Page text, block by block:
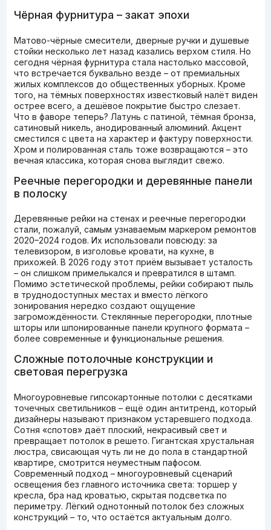
Чёрная фурнитура – закат эпохи
Матово-чёрные смесители, дверные ручки и душевые
стойки несколько лет назад казались верхом стиля. Но
сегодня чёрная фурнитура стала настолько массовой,
что встречается буквально везде – от премиальных
жилых комплексов до общественных уборных. Кроме
того, на тёмных поверхностях известковый налёт виден
острее всего, а дешёвое покрытие быстро слезает.
Что в фаворе теперь? Латунь с патиной, тёмная бронза,
сатиновый никель, анодированный алюминий. Акцент
сместился с цвета на характер и фактуру поверхности.
Хром и полированная сталь тоже возвращаются – это
вечная классика, которая снова выглядит свежо.
Реечные перегородки и деревянные панели
в полоску
Деревянные рейки на стенах и реечные перегородки
стали, пожалуй, самым узнаваемым маркером ремонтов
2020–2024 годов. Их использовали повсюду: за
телевизором, в изголовье кровати, на кухне, в
прихожей. В 2026 году этот приём вызывает усталость
– он слишком примелькался и превратился в штамп.
Помимо эстетической проблемы, рейки собирают пыль
в труднодоступных местах и вместо лёгкого
зонирования нередко создают ощущение
загромождённости. Стеклянные перегородки, плотные
шторы или шпонированные панели крупного формата –
более современные и функциональные решения.
Сложные потолочные конструкции и
световая перегрузка
Многоуровневые гипсокартонные потолки с десятками
точечных светильников – ещё один антитренд, который
дизайнеры называют признаком устаревшего подхода.
Сотня «спотов» даёт плоский, некрасивый свет и
превращает потолок в решето. Гигантская хрустальная
люстра, свисающая чуть ли не до пола в стандартной
квартире, смотрится неуместным пафосом.
Современный подход – многоуровневый сценарий
освещения без главного источника света: торшер у
кресла, бра над кроватью, скрытая подсветка по
периметру. Лёгкий однотонный потолок без сложных
конструкций – то, что остаётся актуальным долго.